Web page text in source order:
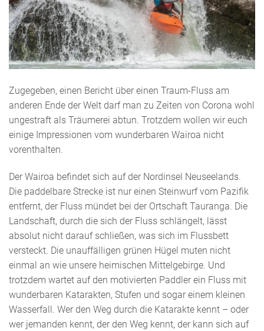
Zugegeben, einen Bericht über einen Traum-Fluss am
anderen Ende der Welt darf man zu Zeiten von Corona wohl
ungestraft als Träumerei abtun. Trotzdem wollen wir euch
einige Impressionen vom wunderbaren Wairoa nicht
vorenthalten.
Der Wairoa befindet sich auf der Nordinsel Neuseelands.
Die paddelbare Strecke ist nur einen Steinwurf vom Pazifik
entfernt, der Fluss mündet bei der Ortschaft Tauranga. Die
Landschaft, durch die sich der Fluss schlängelt, lässt
absolut nicht darauf schließen, was sich im Flussbett
versteckt. Die unauffälligen grünen Hügel muten nicht
einmal an wie unsere heimischen Mittelgebirge. Und
trotzdem wartet auf den motivierten Paddler ein Fluss mit
wunderbaren Katarakten, Stufen und sogar einem kleinen
Wasserfall. Wer den Weg durch die Katarakte kennt – oder
wer jemanden kennt, der den Weg kennt, der kann sich auf